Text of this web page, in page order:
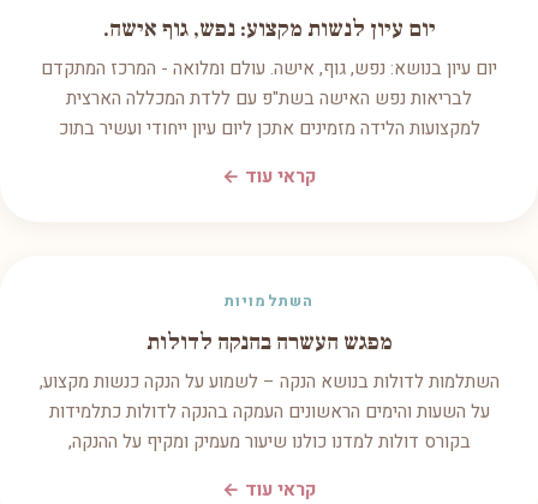
יום עיון לנשות מקצוע: נפש, גוף אישה.
יום עיון בנושא: נפש, גוף, אישה. עולם ומלואה - המרכז המתקדם
לבריאות נפש האישה בשת"פ עם ללדת המכללה הארצית
למקצועות הלידה מזמינים אתכן ליום עיון ייחודי ועשיר בתוכ
קראי עוד ←
השתלמויות
מפגש העשרה בהנקה לדולות
השתלמות לדולות בנושא הנקה – לשמוע על הנקה כנשות מקצוע,
על השעות והימים הראשונים העמקה בהנקה לדולות כתלמידות
בקורס דולות למדנו כולנו שיעור מעמיק ומקיף על ההנקה,
קראי עוד ←